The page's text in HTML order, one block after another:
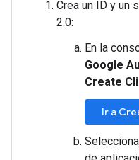
Crea un ID y un
2.0:
En la
Google
Create
Ir a
Selecciona